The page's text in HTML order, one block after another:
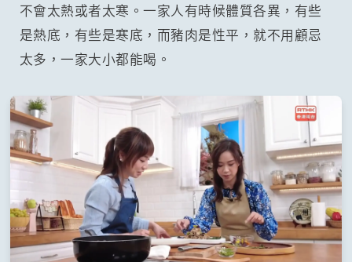
不會太熱或者太寒。一家人有時候體質各異，有些
是熱底，有些是寒底，而豬肉是性平，就不用顧忌
太多，一家大小都能喝。